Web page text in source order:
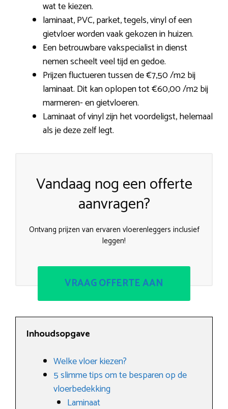
wat te kiezen.
laminaat, PVC, parket, tegels, vinyl of een
gietvloer worden vaak gekozen in huizen.
Een betrouwbare vakspecialist in dienst
nemen scheelt veel tijd en gedoe.
Prijzen fluctueren tussen de €7,50 /m2 bij
laminaat. Dit kan oplopen tot €60,00 /m2 bij
marmeren- en gietvloeren.
Laminaat of vinyl zijn het voordeligst, helemaal
als je deze zelf legt.
Vandaag nog een offerte
aanvragen?
Ontvang prijzen van ervaren vloerenleggers inclusief
leggen!
VRAAG OFFERTE AAN
Inhoudsopgave
Welke vloer kiezen?
5 slimme tips om te besparen op de
vloerbedekking
Laminaat